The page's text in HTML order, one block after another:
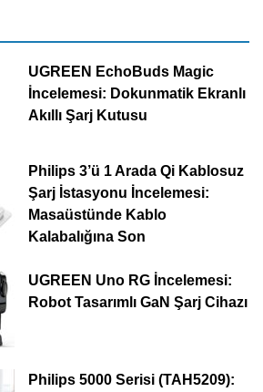
UGREEN EchoBuds Magic
İncelemesi: Dokunmatik Ekranlı
Akıllı Şarj Kutusu
Philips 3’ü 1 Arada Qi Kablosuz
Şarj İstasyonu İncelemesi:
Masaüstünde Kablo
Kalabalığına Son
UGREEN Uno RG İncelemesi:
Robot Tasarımlı GaN Şarj Cihazı
Philips 5000 Serisi (TAH5209):